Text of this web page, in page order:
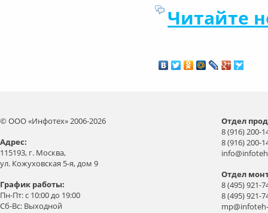
Читайте
© ООО «Инфотех» 2006-2026
Aдрес:
115193, г. Москва,
ул. Кожуховская 5-я, дом 9
График работы:
Пн-Пт: с 10:00 до 19:00
Сб-Вс: Выходной
Отдел
8 (916) 200-
8 (916) 200-
Отдел
8 (495) 921-
8 (495) 921-